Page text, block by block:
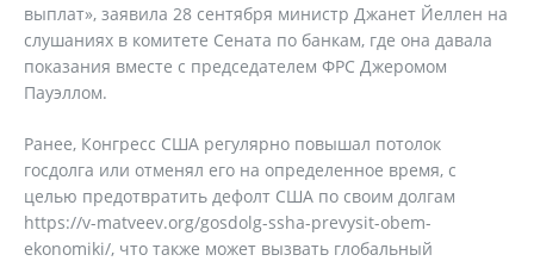
выплат», заявила 28 сентября министр Джанет Йеллен на
слушаниях в комитете Сената по банкам, где она давала
показания вместе с председателем ФРС Джеромом
Пауэллом.
Ранее, Конгресс США регулярно повышал потолок
госдолга или отменял его на определенное время, с
целью предотвратить дефолт США по своим долгам
https://v-matveev.org/gosdolg-ssha-prevysit-obem-
ekonomiki/, что также может вызвать глобальный